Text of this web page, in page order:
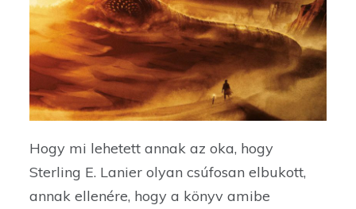
Hogy mi lehetett annak az oka, hogy
Sterling E. Lanier olyan csúfosan elbukott,
annak ellenére, hogy a könyv amibe